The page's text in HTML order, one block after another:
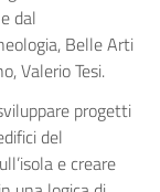
dal
Belle Arti
Valerio Tesi.
progetti
del
e creare